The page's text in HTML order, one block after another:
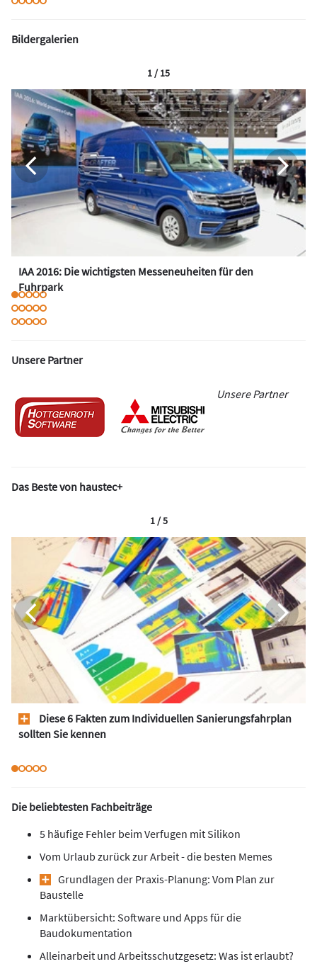
Bildergalerien
IAA 2016: Die wichtigsten Messeneuheiten für den
Fuhrpark
1 / 15
Unsere Partner
Unsere Partner
Das Beste von haustec+
Diese 6 Fakten zum Individuellen Sanierungsfahrplan
sollten Sie kennen
1 / 5
Die beliebtesten Fachbeiträge
5 häufige Fehler beim Verfugen mit Silikon
Vom Urlaub zurück zur Arbeit - die besten Memes
Grundlagen der Praxis-Planung: Vom Plan zur
Baustelle
Marktübersicht: Software und Apps für die
Baudokumentation
Alleinarbeit und Arbeitsschutzgesetz: Was ist erlaubt?